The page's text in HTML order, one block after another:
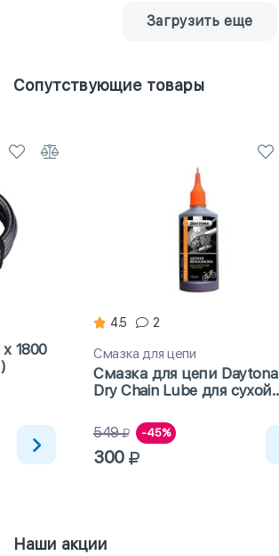
Загрузить еще
Сопутствующие товары
1800
4.5 2
Смазка для цепи
Смазка для цепи Daytona
Dry Chain Lube для сухой
549 -45%
300
Наши акции